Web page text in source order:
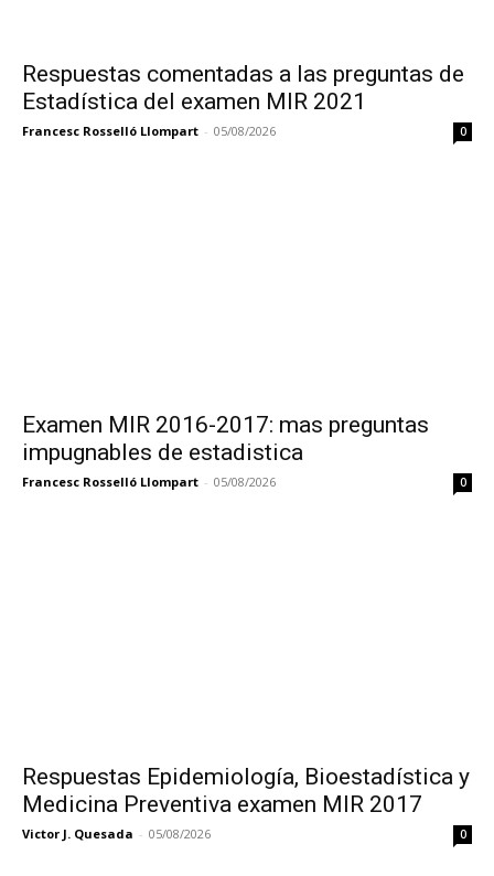
Respuestas comentadas a las preguntas de
Estadística del examen MIR 2021
Francesc Rosselló Llompart - 05/08/2026 0
Examen MIR 2016-2017: mas preguntas
impugnables de estadistica
Francesc Rosselló Llompart - 05/08/2026 0
Respuestas Epidemiología, Bioestadística y
Medicina Preventiva examen MIR 2017
Victor J. Quesada - 05/08/2026 0